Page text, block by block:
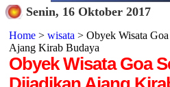
Senin, 16 Oktober 2017
Home> wisata > Obyek Wisata
Ajang Kirab Budaya
Obyek Wisata Goa